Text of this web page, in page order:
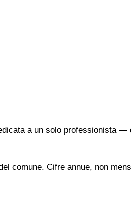
a un solo professionista
comune. Cifre annue, non